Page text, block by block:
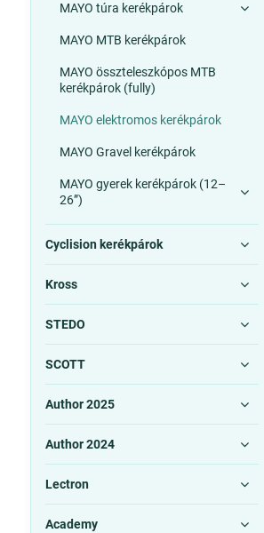
MAYO túra kerékpárok
MAYO MTB kerékpárok
MAYO összteleszkópos MTB
kerékpárok (fully)
MAYO elektromos kerékpárok
MAYO Gravel kerékpárok
MAYO gyerek kerékpárok (12–
26”)
Cyclision kerékpárok
Kross
STEDO
SCOTT
Author 2025
Author 2024
Lectron
Academy